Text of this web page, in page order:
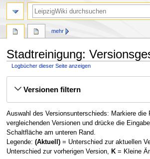
Stadtreinigung:
Logbücher dieser Seite anzeigen
Navigation
SucheVersionen filtern
Auswahl des Versionsunterschieds: Markiere die
vergleichenden Versionen und drücke die
Schaltfläche am unteren Rand.
Legende: (Aktuell)= Unterschied zur aktuellen
Unterschied zur vorherigen Version, K= Kleine
mehr